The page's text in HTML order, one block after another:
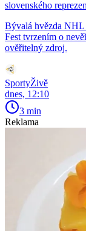
slovenského
Bývalá hvězda
Fest tvrzením o
ověřitelný zdroj.
SportyŽivě
dnes, 12:10
3 min
Reklama